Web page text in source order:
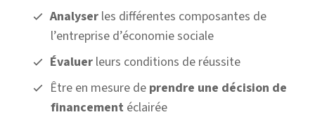
Analyser les différentes composantes de
l’entreprise d’économie sociale
Évaluer leurs conditions de réussite
Être en mesure de prendre une décision de
financement éclairée